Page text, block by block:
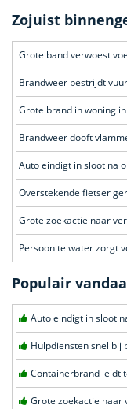
Zojuist
Grote band verwoest
Brandweer bestrijdt
Grote brand in woning
Brandweer dooft
Auto eindigt in sloot na
Overstekende fietser
Grote zoekactie naar
Persoon te water zorgt
Populair
Hulpdiensten snel bij
Grote zoekactie naar